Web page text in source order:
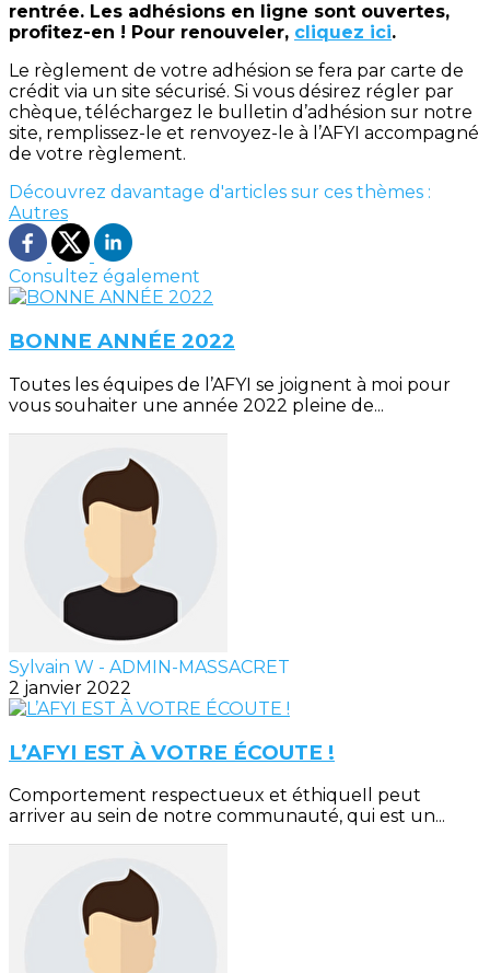
rentrée. Les adhésions en ligne sont ouvertes,
profitez-en ! Pour renouveler, cliquez ici.
Le règlement de votre adhésion se fera par carte de
crédit via un site sécurisé. Si vous désirez régler par
chèque, téléchargez le bulletin d’adhésion sur notre
site, remplissez-le et renvoyez-le à l’AFYI accompagné
de votre règlement.
Découvrez davantage d'articles sur ces thèmes :
Autres
Consultez également
BONNE ANNÉE 2022
Toutes les équipes de l’AFYI se joignent à moi pour
vous souhaiter une année 2022 pleine de...
Sylvain W - ADMIN-MASSACRET
2 janvier 2022
L’AFYI EST À VOTRE ÉCOUTE !
Comportement respectueux et éthiqueIl peut
arriver au sein de notre communauté, qui est un...